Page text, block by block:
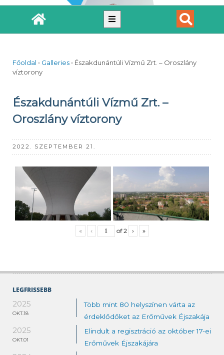
LEGFRISSEBB
2025
OKT.18
Több mint 80 helyszínen várta az
érdeklődőket az Erőművek Éjszakája
2025
OKT.01
Elindult a regisztráció az október 17-ei
Erőművek Éjszakájára
Főoldal • Galleries • Északdunántúli Vízmű Zrt. – Oroszlány
víztorony
Északdunántúli Vízmű Zrt. –
Oroszlány víztorony
2022. SZEPTEMBER 21.
« ‹ of2 › »